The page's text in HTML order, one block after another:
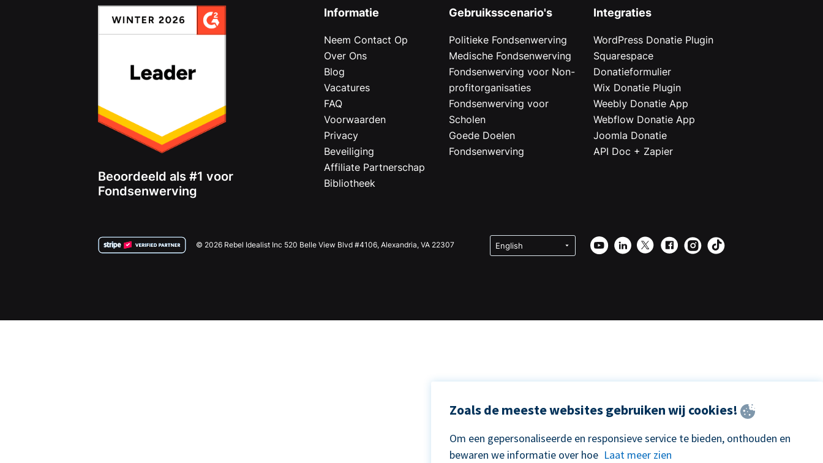
Beoordeeld als #1 voor
Fondsenwerving
Informatie
Neem Contact Op
Over Ons
Blog
Vacatures
FAQ
Voorwaarden
Privacy
Beveiliging
Affiliate Partnerschap
Bibliotheek
Gebruiksscenario's
Politieke Fondsenwerving
Medische Fondsenwerving
Fondsenwerving voor Non-
profitorganisaties
Fondsenwerving voor
Scholen
Goede Doelen
Fondsenwerving
Integraties
WordPress Donatie Plugin
Squarespace
Donatieformulier
Wix Donatie Plugin
Weebly Donatie App
Webflow Donatie App
Joomla Donatie
API Doc + Zapier
© 2026 Rebel Idealist Inc 520 Belle View Blvd #4106, Alexandria, VA 22307
Zoals de meeste websites gebruiken wij cookies!
Om een gepersonaliseerde en responsieve service te bieden, onthouden en
bewaren we informatie over hoe Laat meer zien